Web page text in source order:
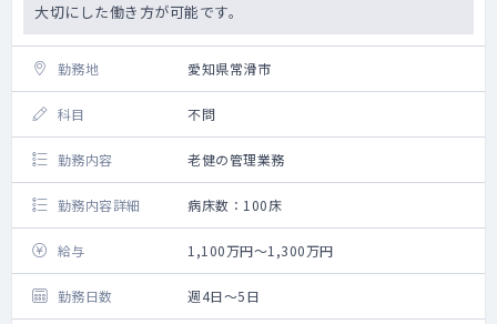
大切にした働き方が可能です。
勤務地 愛知県常滑市
科目 不問
勤務内容 老健の管理業務
勤務内容詳細 病床数：100床
給与 1,100万円～1,300万円
勤務日数 週4日～5日